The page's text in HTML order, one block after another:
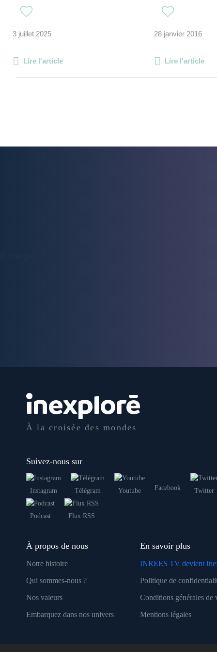
3 juillet 2025
Lire l'article
28 janvier 2016
Lire l'article
À la croisée des mondes
Suivez-nous sur
Instagram Télégram Youtube Facebook Twitter
Podcast Flux RSS
À propos de nous
Notre histoire
Qui sommes-nous ?
Nos valeurs
Embarquez dans nos univers
En savoir plus
INREES TV devient
Politique de
Conditions générales de
Mentions légales